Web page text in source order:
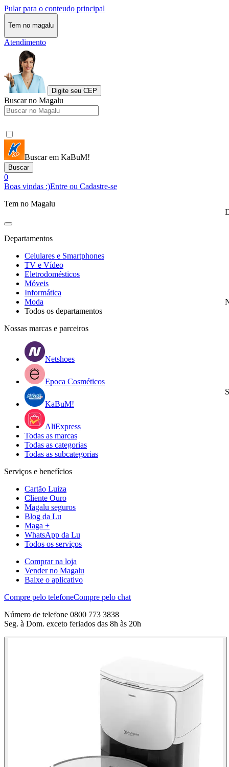
Pular para o conteudo principal
Tem no magalu
Atendimento
Digite seu CEP
Buscar no Magalu
Buscar em KaBuM!
Buscar
0
Boas vindas :)Entre ou Cadastre-se
Tem no Magalu
Departamentos
Celulares e Smartphones
TV e Vídeo
Eletrodomésticos
Móveis
Informática
Moda
Todos os departamentos
Nossas marcas e parceiros
Netshoes
Epoca Cosméticos
KaBuM!
AliExpress
Todas as marcas
Todas as categorias
Todas as subcategorias
Serviços e benefícios
Cartão Luiza
Cliente Ouro
Magalu seguros
Blog da Lu
Maga +
WhatsApp da Lu
Todos os serviços
Comprar na loja
Vender no Magalu
Baixe o aplicativo
Compre pelo telefoneCompre pelo chat
Número de telefone 0800 773 3838
Seg. à Dom. exceto feriados das 8h às 20h